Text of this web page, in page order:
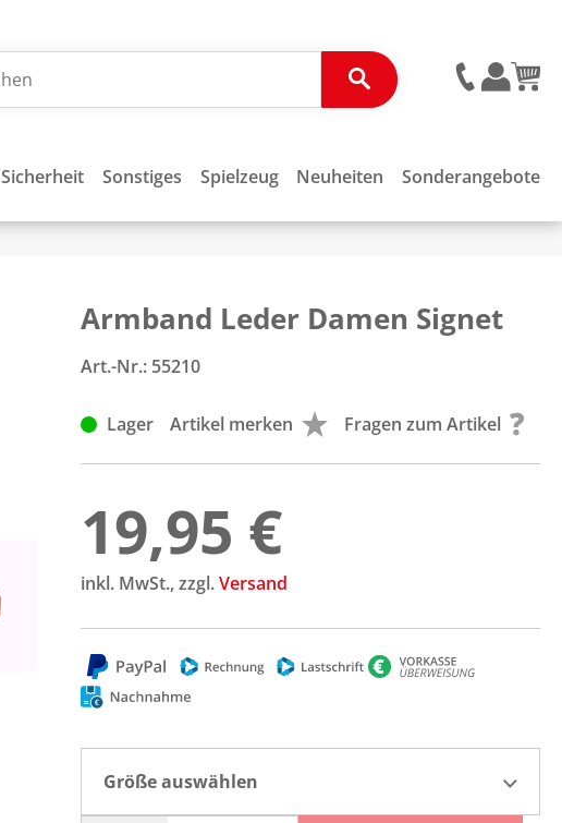
Sicherheit Sonstiges Spielzeug Neuheiten Sonderangebote
Armband Leder Damen Signet
Art.-Nr.: 55210
Lager Artikel merken Fragen zum Artikel
19,95 €
inkl. MwSt., zzgl.Versand
Größe auswählen